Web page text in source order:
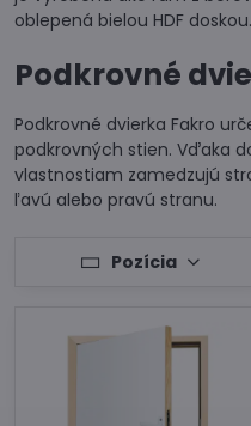
oblepená bielou HDF doskou.
Podkrovné
Podkrovné dvierka Fakro
podkrovných stien. Vďaka
vlastnostiam zamedzujú
ľavú alebo pravú stranu.
Pozícia